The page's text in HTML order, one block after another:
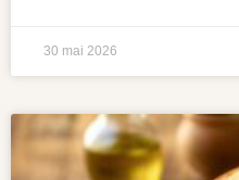
30 mai 2026